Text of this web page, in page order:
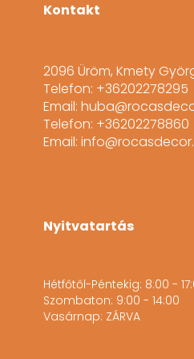
Kontakt
2096 Üröm, Kmety
Telefon: +36202278295
Email:
Telefon: +36202278860
Email:
Nyitvatartás
Hétfőtől-Péntekig: 8:00 -
Szombaton: 9:00 - 14:00
Vasárnap: ZÁRVA